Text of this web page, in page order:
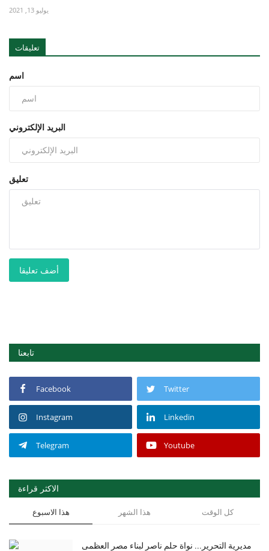
يوليو 13, 2021
تعليقات
اسم
البريد الإلكتروني
تعليق
أضف تعليقا
تابعنا
Facebook Twitter
Instagram Linkedin
Telegram Youtube
الاكثر قراءة
هذا الاسبوع هذا الشهر كل الوقت
مديرية التحرير... نواة حلم ناصر لبناء مصر العظمى